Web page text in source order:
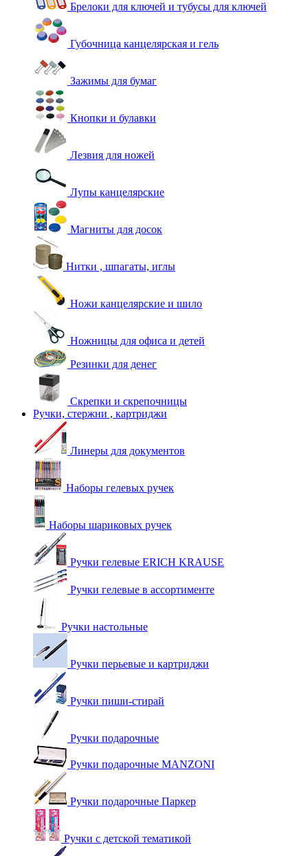
Брелоки для ключей и тубусы для ключей
Губочница канцелярская и гель
Зажимы для бумаг
Кнопки и булавки
Лезвия для ножей
Лупы канцелярские
Магниты для досок
Нитки , шпагаты, иглы
Ножи канцелярские и шило
Ножницы для офиса и детей
Резинки для денег
Скрепки и скрепочницы
Ручки, стержни , картриджи
Линеры для документов
Наборы гелевых ручек
Наборы шариковых ручек
Ручки гелевые ERICH KRAUSE
Ручки гелевые в ассортименте
Ручки настольные
Ручки перьевые и картриджи
Ручки пиши-стирай
Ручки подарочные
Ручки подарочные MANZONI
Ручки подарочные Паркер
Ручки с детской тематикой